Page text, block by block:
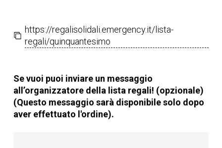
https://regalisolidali.emergency.it/lista-
regali/quinquantesimo
Se vuoi puoi inviare un messaggio
all’organizzatore della lista regali! (opzionale)
(Questo messaggio sarà disponibile solo dopo
aver effettuato l'ordine).